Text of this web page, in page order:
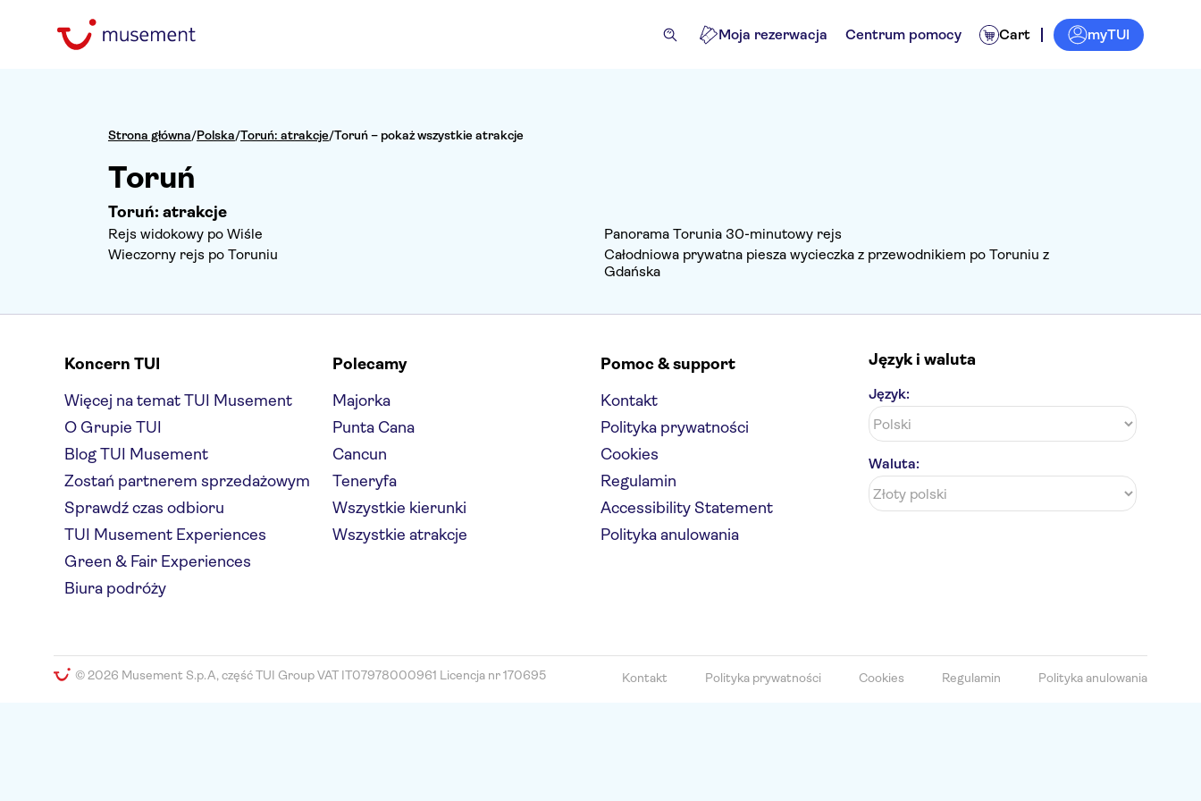
Moja rezerwacja Centrum pomocy Cart myTUI
Strona główna/Polska/Toruń: atrakcje/Toruń – pokaż wszystkie atrakcje
Toruń
Toruń: atrakcje
Rejs widokowy po Wiśle
Panorama Torunia 30-minutowy rejs
Wieczorny rejs po Toruniu
Całodniowa prywatna piesza wycieczka z przewodnikiem po Toruniu z
Gdańska
Koncern TUI
Więcej na temat TUI Musement
O Grupie TUI
Blog TUI Musement
Zostań partnerem sprzedażowym
Sprawdź czas odbioru
TUI Musement Experiences
Green & Fair Experiences
Biura podróży
Polecamy
Majorka
Punta Cana
Cancun
Teneryfa
Wszystkie kierunki
Wszystkie atrakcje
Pomoc & support
Kontakt
Polityka prywatności
Cookies
Regulamin
Accessibility Statement
Polityka anulowania
Język i waluta
Język:
Waluta:
© 2026 Musement S.p.A, część TUI Group VAT IT07978000961 Licencja nr 170695 Kontakt Polityka prywatności Cookies Regulamin Polityka anulowania